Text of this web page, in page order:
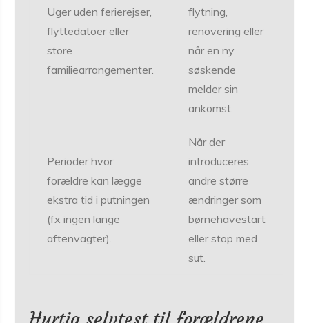
Uger uden ferierejser,
flyttedatoer eller
store
familiearrangementer.
flytning,
renovering eller
når en ny
søskende
melder sin
ankomst.
Perioder hvor
forældre kan lægge
ekstra tid i putningen
(fx ingen lange
aftenvagter).
Når der
introduceres
andre større
ændringer som
børnehavestart
eller stop med
sut.